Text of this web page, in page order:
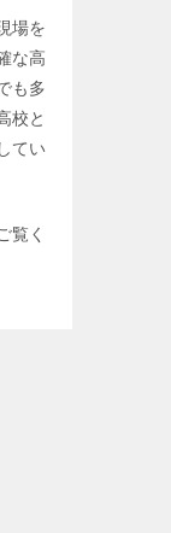
場を
な高
も多
校と
てい
覧く